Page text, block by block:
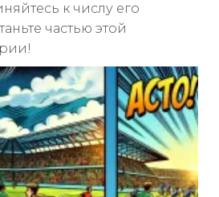
к числу его
частью этой